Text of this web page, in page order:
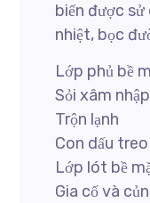
biển được sử
nhiệt, bọc
Lớp phủ bề
Sỏi xâm nhập
Trộn lạnh
Con dấu treo
Lớp lót bề
Gia cố và